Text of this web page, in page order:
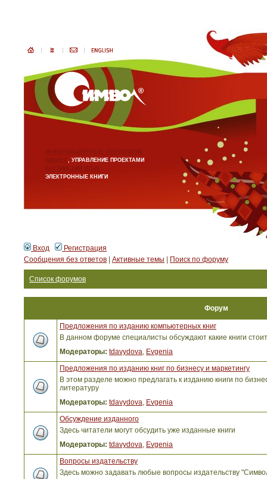
ИНФОРМАЦИОННЫЕ ТЕХНОЛОГИИ
БИЗНЕС, УПРАВЛЕНИЕ ПРОЕКТАМИ
АНГЛИЙСКИЙ ЯЗЫК
ЭЛЕКТРОННЫЕ КНИГИ
Вход
Регистрация
Сообщения без ответов
Активные темы Поиск по форуму
Список форумов
Форум
Предложения по изданию компьютерных книг
В данном форуме специалисты обсуждают какие книги
Модераторы: tdavydova, Evgenia
Предложения по изданию книг по бизнесу и маркетингу
В этом разделе можно предлагать к изданию книги по
литературу
Модераторы: tdavydova, Evgenia
Обсуждение изданного
Здесь читатели могут обсудить уже изданные книги
Модераторы: tdavydova, Evgenia
Вопросы издательству
Здесь можно задавать любые вопросы издательству